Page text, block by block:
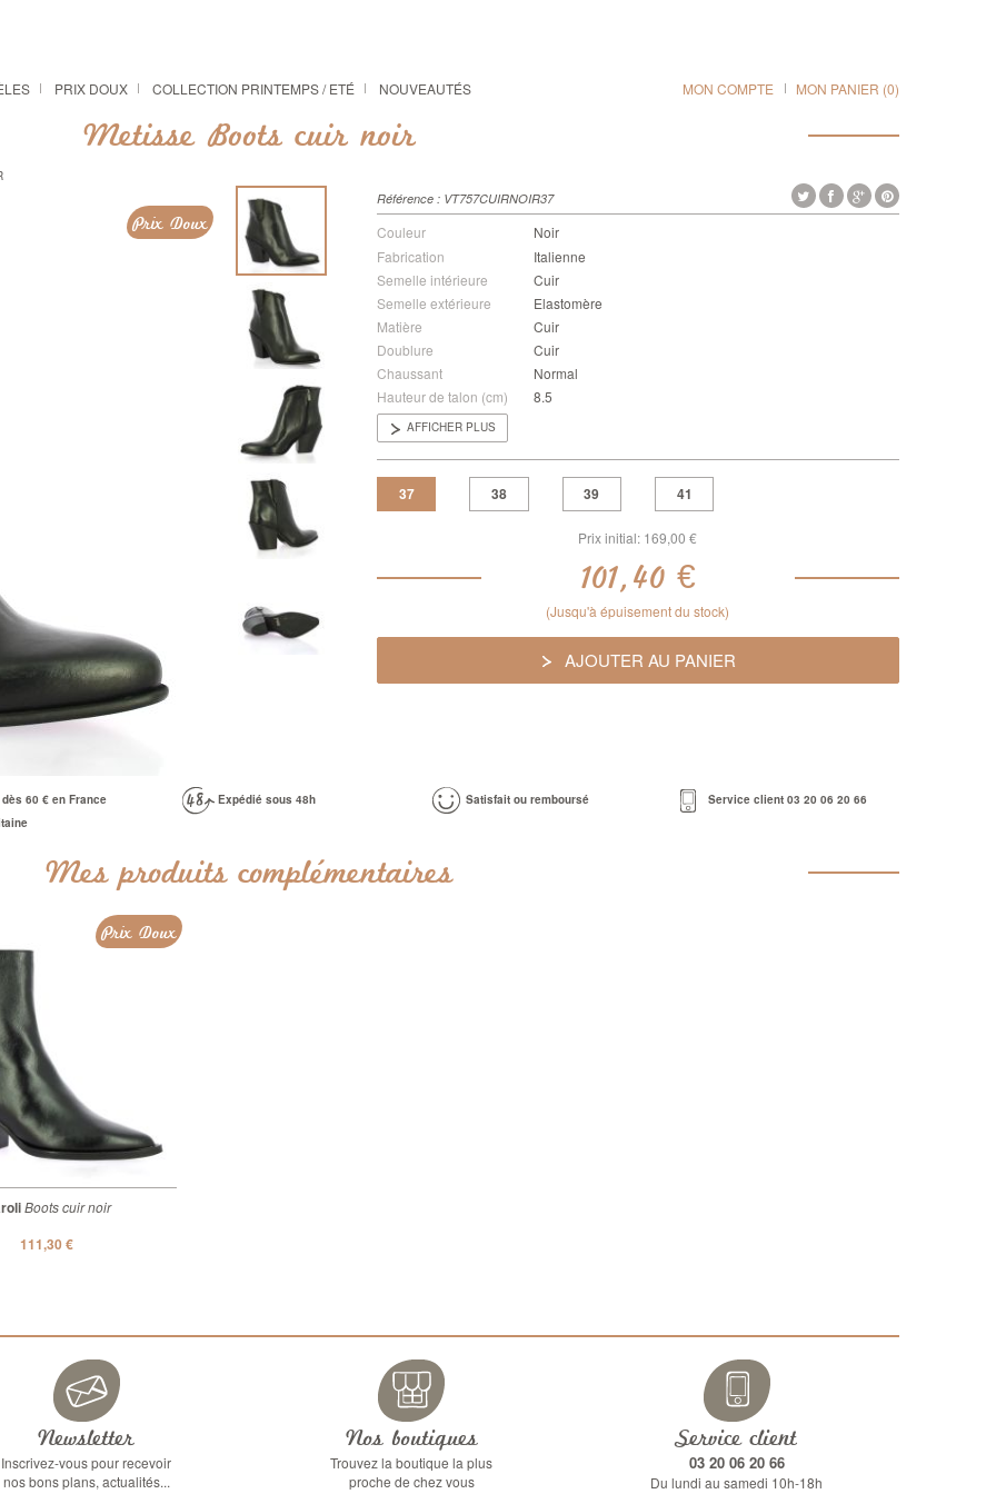
PRIX DOUX COLLECTION PRINTEMPS / ETÉ NOUVEAUTÉS MON PANIER (0)
MON COMPTE
Metisse Boots cuir noir
Prix Doux
Référence : VT757CUIRNOIR37
Couleur
Noir
Fabrication
Italienne
Semelle intérieure
Cuir
Semelle extérieure
Elastomère
Matière
Cuir
Doublure
Cuir
Chaussant
Normal
Hauteur de talon (cm)
8.5
AFFICHER PLUS
37 38 39 41
Prix initial: 169,00 €
101,40 €
(Jusqu'à épuisement du stock)
AJOUTER AU PANIER
60 € en France
Expédié sous 48h Satisfait ou remboursé Service client 03 20 06 20 66
Mes produits complémentaires
Boots cuir noir
111,30 €
Prix Doux
Newsletter
Inscrivez-vous pour recevoir
nos bons plans, actualités...
Nos boutiques
Trouvez la boutique la plus
proche de chez vous
Service client
03 20 06 20 66
Du lundi au samedi 10h-18h